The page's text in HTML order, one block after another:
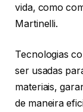
vida, como
Martinelli.
Tecnologias
ser usadas
materiais,
de maneira